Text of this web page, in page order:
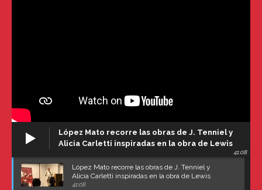
López Mato recorre las obras de J. Tenniel y
Alicia Carletti inspiradas en la obra de Lewis
41:08
López Mato recorre las obras de J. Tenniel y
Alicia Carletti inspiradas en la obra de Lewis
Carroll
41:08